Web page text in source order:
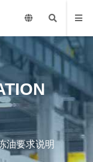
油要求说明